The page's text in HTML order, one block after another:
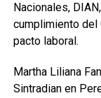
Nacionales,
cumplimiento del
pacto laboral.
Martha Liliana
Sintradian en